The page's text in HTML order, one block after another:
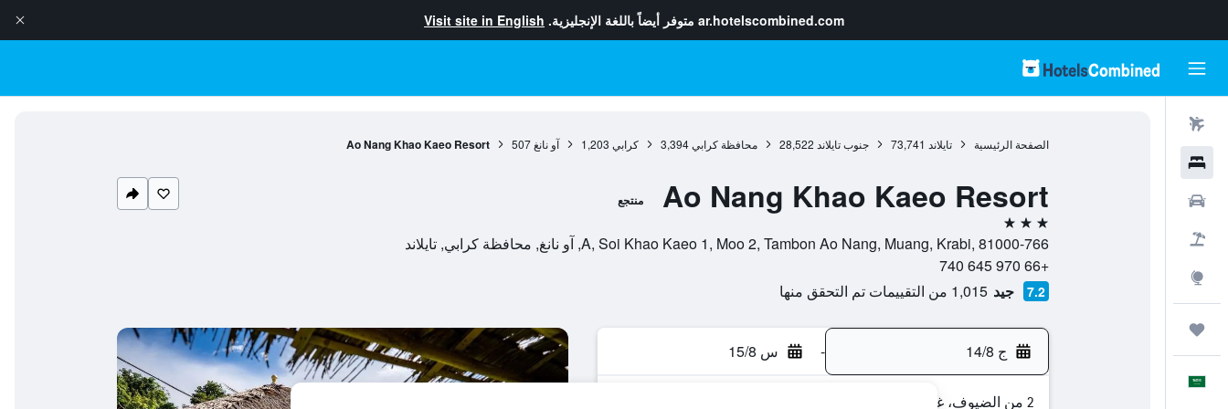
ar.hotelscombined.com متوفر أيضاً باللغة الإنجليزية. Visit site in English
الصفحة الرئيسية تايلاند 73,741 جنوب تايلاند 28,522 محافظة كرابي 3,394 كرابي 1,203 آو نانغ 507
Ao Nang Khao Kaeo Resort
Ao Nang Khao Kaeo Resort منتجع
3 نجوم
766-A, Soi Khao Kaeo 1, Moo 2, Tambon Ao Nang, Muang, Krabi, 81000, آو نانغ, محافظة كرابي, تايلاند
+66 970 645 740
7.2 جيد 1,015 من التقييمات تم التحقق منها
ج 14/8 - س 15/8
2 من الضيوف، غرفة واحدة